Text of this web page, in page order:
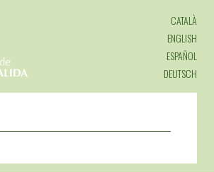
CATALÀ
ENGLISH
ESPAÑOL
DEUTSCH